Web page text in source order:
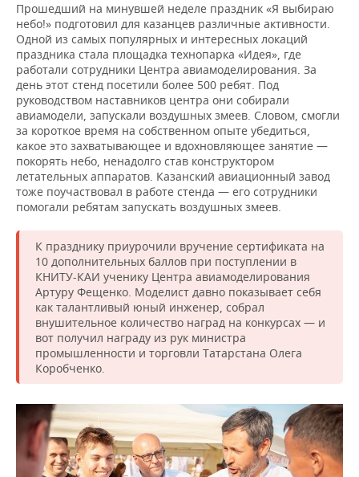
Прошедший на минувшей неделе праздник «Я выбираю
небо!» подготовил для казанцев различные активности.
Одной из самых популярных и интересных локаций
праздника стала площадка технопарка «Идея», где
работали сотрудники Центра авиамоделирования. За
день этот стенд посетили более 500 ребят. Под
руководством наставников центра они собирали
авиамодели, запускали воздушных змеев. Словом, смогли
за короткое время на собственном опыте убедиться,
какое это захватывающее и вдохновляющее занятие —
покорять небо, ненадолго став конструктором
летательных аппаратов. Казанский авиационный завод
тоже поучаствовал в работе стенда — его сотрудники
помогали ребятам запускать воздушных змеев.
К празднику приурочили вручение сертификата на
10 дополнительных баллов при поступлении в
КНИТУ-КАИ ученику Центра авиамоделирования
Артуру Фещенко. Моделист давно показывает себя
как талантливый юный инженер, собрал
внушительное количество наград на конкурсах — и
вот получил награду из рук министра
промышленности и торговли Татарстана Олега
Коробченко.